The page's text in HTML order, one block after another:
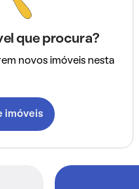
que procura?
novos imóveis nesta
imóveis